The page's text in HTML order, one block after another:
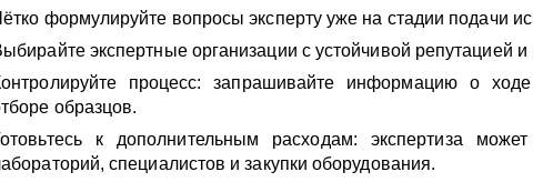
формулируйте вопросы эксперту уже на стадии подачи
экспертные организации с устойчивой репутацией
процесс: запрашивайте информацию о ходе
образцов.
к дополнительным расходам: экспертиза
специалистов и закупки оборудования.